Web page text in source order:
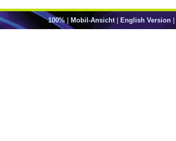
100%| Mobil-Ansicht | English Version |